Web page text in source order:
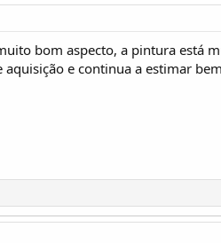
bom aspecto, a pintura está
aquisição e continua a estimar